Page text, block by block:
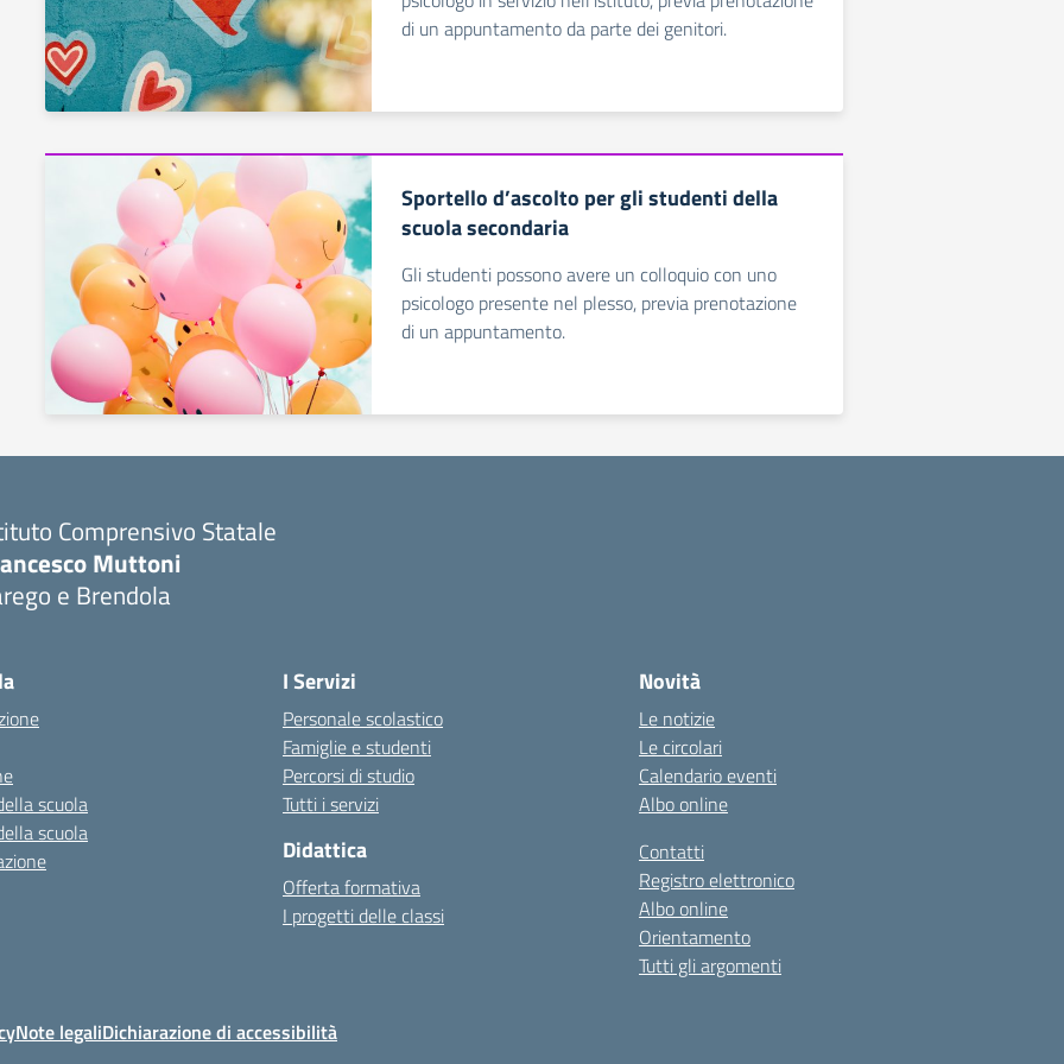
di un appuntamento da parte dei genitori.
Sportello d’ascolto per gli studenti della
scuola secondaria
Gli studenti possono avere un colloquio con uno
psicologo presente nel plesso, previa prenotazione
di un appuntamento.
Comprensivo Statale
Muttoni
e Brendola
scuola
scuola
I Servizi
Personale scolastico
Famiglie e studenti
Percorsi di studio
Tutti i servizi
Didattica
Offerta formativa
I progetti delle classi
Novità
Le notizie
Le circolari
Calendario eventi
Albo online
Contatti
Registro elettronico
Albo online
Orientamento
Tutti gli argomenti
Note legaliDichiarazione di accessibilità